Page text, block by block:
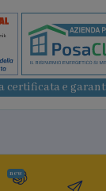
certificata e
new